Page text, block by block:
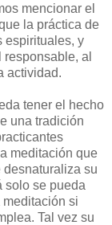
mencionar el
la práctica de
espirituales, y
al
actividad.
tener el hecho
una tradición
meditación que
su
solo se pueda
si
Tal vez su